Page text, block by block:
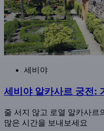
세비야
세비야 알카사르 궁전:
줄 서지 않고 로열 알카사르
많은 시간을 보내보세요